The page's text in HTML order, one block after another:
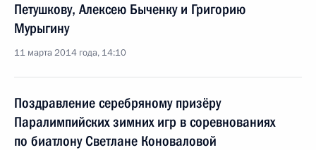
Петушкову, Алексею Быченку и Григорию
Мурыгину
11 марта 2014 года, 14:10
Поздравление серебряному призёру
Паралимпийских зимних игр в соревнованиях
по биатлону Светлане Коноваловой